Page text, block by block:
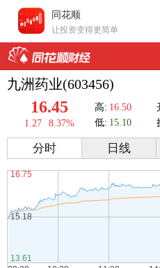
同花顺
让投资变得更简单
九洲药业(603456)
16.45
1.27 8.37%
高: 16.50
低: 15.10
分时 日线